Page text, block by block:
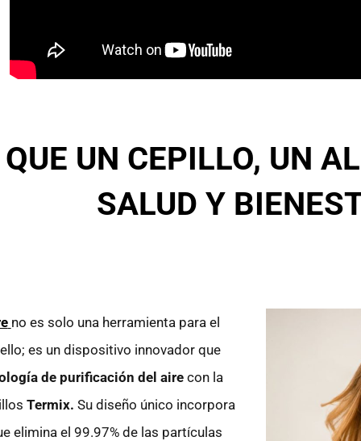
UN CEPILLO, UN
SALUD Y
no es solo una herramienta para el
es un dispositivo innovador que
de purificación del airecon la
Termix. Su diseño único incorpora
elimina el 99.97% de las partículas